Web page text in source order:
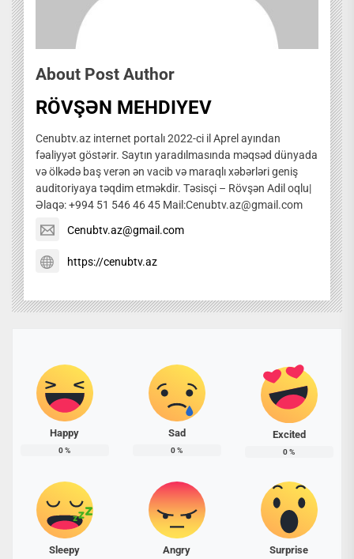
About Post Author
RÖVŞƏN MEHDIYEV
Cenubtv.az internet portalı 2022-ci il Aprel ayından
fəaliyyət göstərir. Saytın yaradılmasında məqsəd dünyada
və ölkədə baş verən ən vacib və maraqlı xəbərləri geniş
auditoriyaya təqdim etməkdir. Təsisçi – Rövşən Adil oqlu|
Əlaqə: +994 51 546 46 45 Mail:Cenubtv.az@gmail.com
Cenubtv.az@gmail.com
https://cenubtv.az
Happy
0%
Sad
0%
Excited
0%
Sleepy Angry Surprise